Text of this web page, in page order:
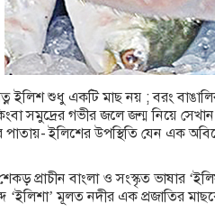
ইলিশ শুধু একটি মাছ নয় ; বরং
সমুদ্রের গভীর জলে জন্ম নিয়ে
পাতায়- ইলিশের উপস্থিতি যেন এক
প্রাচীন বাংলা ও সংস্কৃত ভাষার
‘ইলিশা’ মূলত নদীর এক প্রজাতির